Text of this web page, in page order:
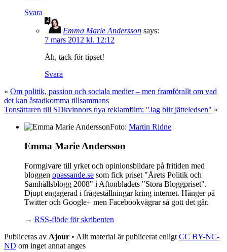
Svara
Emma Marie Andersson says:
7 mars 2012 kl. 12:12
Åh, tack för tipset!
Svara
« Om politik, passion och sociala medier – men framförallt om vad
det kan åstadkomma tillsammans
Tonsättaren till SDkvinnors nya reklamfilm: "Jag blir jätteledsen" »
Foto: Martin Ridne
Emma Marie Andersson
Formgivare till yrket och opinionsbildare på fritiden med
bloggen opassande.se som fick priset "Årets Politik och
Samhällsblogg 2008" i Aftonbladets "Stora Bloggpriset".
Djupt engagerad i frågeställningar kring internet. Hänger på
Twitter och Google+ men Facebookvägrar så gott det går.
→ RSS-flöde för skribenten
Publiceras av Ajour • Allt material är publicerat enligt CC BY-NC-
ND om inget annat anges